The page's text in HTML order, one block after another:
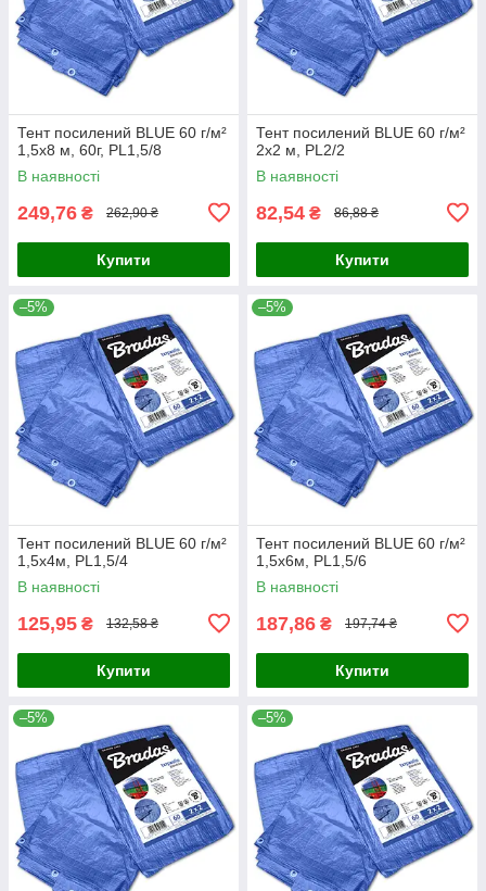
Тент посилений BLUE 60 г/м²
1,5х8 м, 60г, PL1,5/8
В наявності
249,76 ₴ 262,90 ₴
Купити
Тент посилений BLUE 60 г/м²
2х2 м, PL2/2
В наявності
82,54 ₴ 86,88 ₴
Купити
–5%
Тент посилений BLUE 60 г/м²
1,5х4м, PL1,5/4
В наявності
125,95 ₴ 132,58 ₴
Купити
–5%
Тент посилений BLUE 60 г/м²
1,5х6м, PL1,5/6
В наявності
187,86 ₴ 197,74 ₴
Купити
–5% –5%